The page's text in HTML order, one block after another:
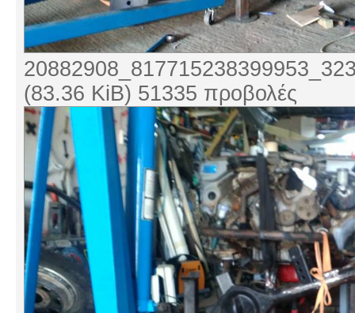
(83.36 KiB) 51335 προβολές